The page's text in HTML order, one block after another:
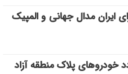
ایران مدال جهانی و المپیک
خودروهای پلاک منطقه آزاد